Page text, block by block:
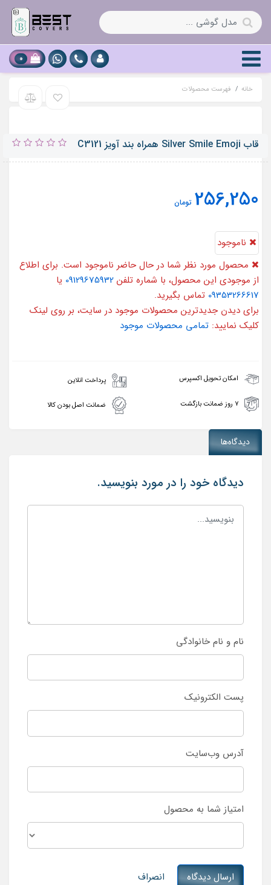
0
خانه فهرست محصولات
قاب Silver Smile Emoji همراه بند آویز C3121
256,250 تومان
ناموجود
محصول مورد نظر شما در حال حاضر ناموجود است. برای اطلاع
از موجودی این محصول، با شماره تلفن 09129675932 یا
09353266617 تماس بگیرید.
برای دیدن جدیدترین محصولات موجود در سایت، بر روی لینک
کلیک نمایید: تمامی محصولات موجود
امکان تحویل اکسپرس پرداخت انلاین
۷ روز ضمانت بازگشت ضمانت اصل بودن کالا
دیدگاه‌ها
دیدگاه خود را در مورد بنویسید.
نام و نام خانوادگی
پست الکترونیک
آدرس وب‌سایت
امتیاز شما به محصول
ارسال دیدگاه انصراف